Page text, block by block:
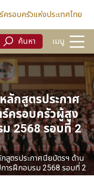
ครอบครัวแห่งประเทศไทย
ค้นหา เมนู
เมนู
กสูตรประกาศ
ครอบครัวผู้สูง
ม 2568 รอบที่ 2
สูตรประกาศนียบัตรฯ ด้าน
การฝึกอบรม 2568 รอบที่ 2